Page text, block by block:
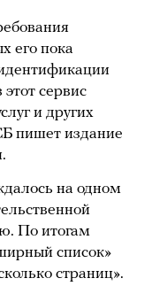
его пока
сервис
и других
пишет издание
на одном
По итогам
список»
страниц».